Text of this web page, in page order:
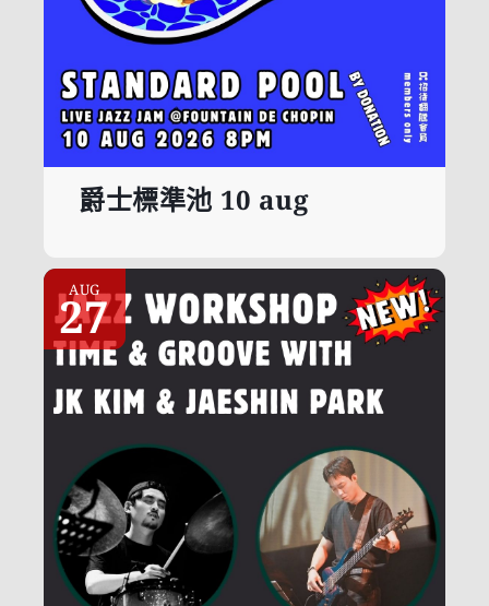
爵士標準池 10 aug
AUG
27